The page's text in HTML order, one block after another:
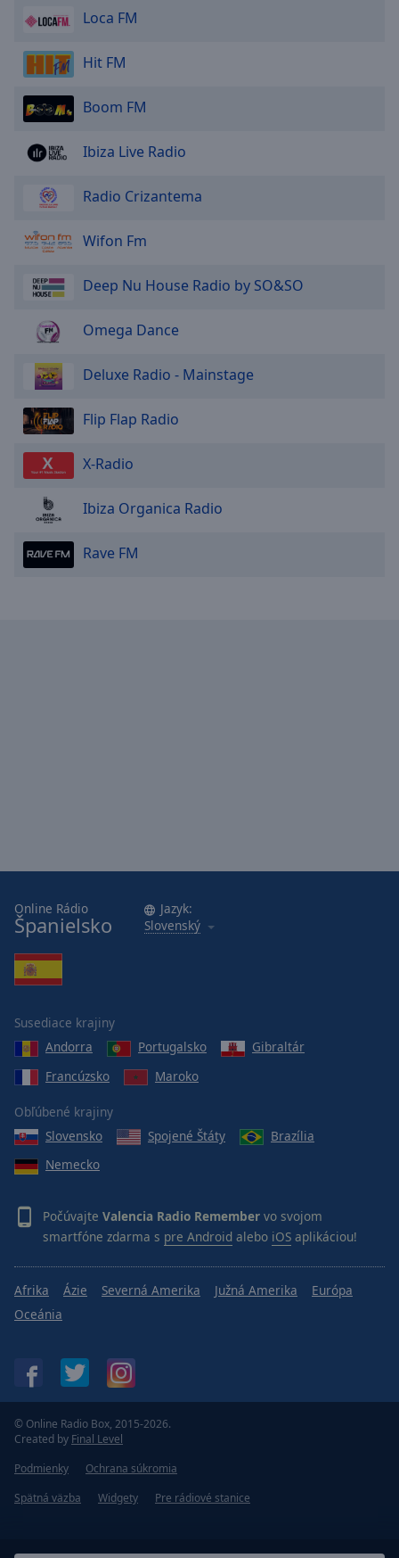
Loca FM
Hit FM
Boom FM
Ibiza Live Radio
Radio Crizantema
Wifon Fm
Deep Nu House Radio by SO&SO
Omega Dance
Deluxe Radio - Mainstage
Flip Flap Radio
Х-Radio
Ibiza Organica Radio
Rave FM
Online Rádio
Španielsko
Jazyk:
Slovenský
Susediace krajiny
Andorra
Portugalsko
Gibraltár
Francúzsko
Maroko
Obľúbené krajiny
Slovensko
Spojené Štáty
Brazília
Nemecko
Počúvajte Valencia Radio Remember vo svojom
smartfóne zdarma s pre Android alebo iOS aplikáciou!
Afrika Ázie Severná Amerika Južná Amerika
Európa
Oceánia
© Online Radio Box, 2015-2026.
Created by Final Level
Podmienky
Ochrana súkromia
Spätná väzba
Widgety Pre rádiové stanice